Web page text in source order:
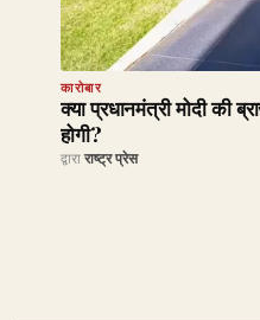
कारोबार
क्या प्रधानमंत्री मोदी की
होगी?
द्वारा राष्ट्र प्रेस